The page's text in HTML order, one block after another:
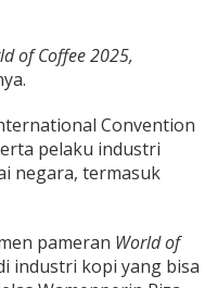
of Coffee 2025,
Convention
pelaku industri
negara, termasuk
pameran World of
industri kopi yang bisa